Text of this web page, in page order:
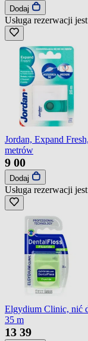
Dodaj
Usługa rezerwacji
Jordan, Expand
metrów
9 00
Dodaj
Usługa rezerwacji
Elgydium Clinic, nić
35 m
13 39